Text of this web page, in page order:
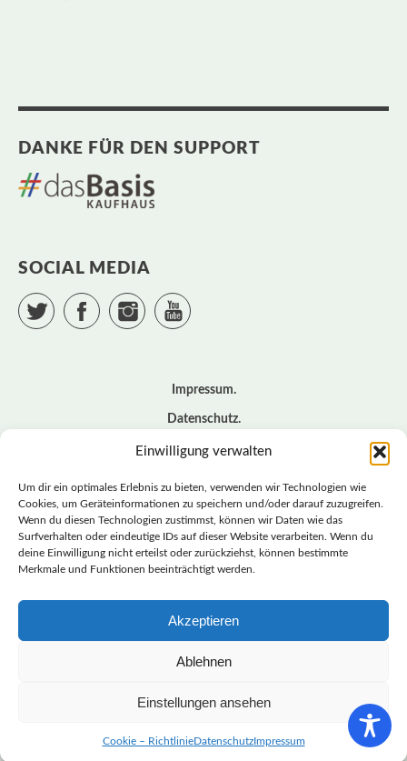
Einwilligung verwalten
Um dir ein optimales Erlebnis zu bieten, verwenden wir Technologien wie
Cookies, um Geräteinformationen zu speichern und/oder darauf zuzugreifen.
Wenn du diesen Technologien zustimmst, können wir Daten wie das
Surfverhalten oder eindeutige IDs auf dieser Website verarbeiten. Wenn du
deine Einwilligung nicht erteilst oder zurückziehst, können bestimmte
Merkmale und Funktionen beeinträchtigt werden.
Akzeptieren
Ablehnen
Einstellungen ansehen
Cookie – RichtlinieDatenschutzImpressum
DANKE FÜR DEN SUPPORT
SOCIAL MEDIA
Twitter Facebook Instagram
Impressum
Datenschutz
Cookie – Richtlinie (EU)
© BASISDEMOKRATISCHE PARTEI DEUTSCHLAND *
LANDESVERBAND SACHSEN
LANDESVERBAND
SACHSEN | DIEBASIS
BASISDEMOKRATISCHE PARTEI DEUTSCHLAND –